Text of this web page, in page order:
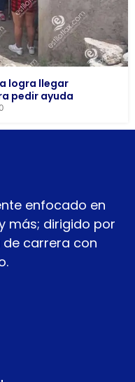
logra llegar
pedir ayuda
enfocado en
más; dirigido por
de carrera con